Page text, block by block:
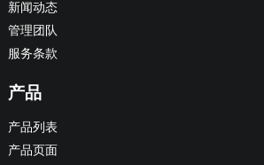
新闻动态
管理团队
服务条款
产品
产品列表
产品页面